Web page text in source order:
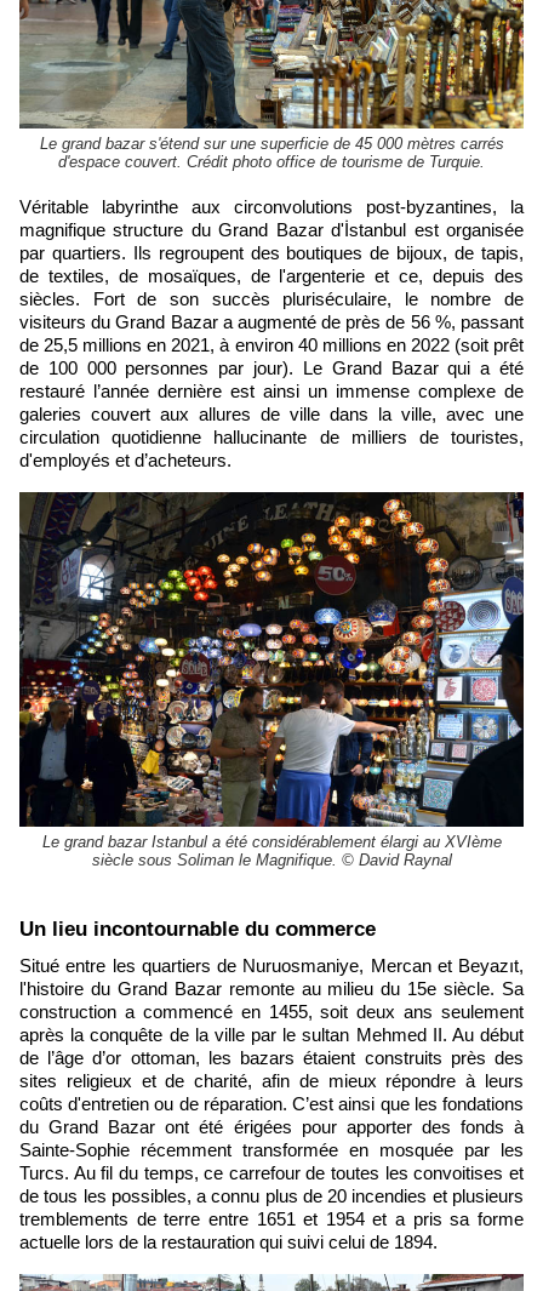
Le grand bazar s'étend sur une superficie de 45 000 mètres carrés
d'espace couvert. Crédit photo office de tourisme de Turquie.
Véritable labyrinthe aux circonvolutions post-byzantines, la
magnifique structure du Grand Bazar d'İstanbul est organisée
par quartiers. Ils regroupent des boutiques de bijoux, de tapis,
de textiles, de mosaïques, de l'argenterie et ce, depuis des
siècles. Fort de son succès pluriséculaire, le nombre de
visiteurs du Grand Bazar a augmenté de près de 56 %, passant
de 25,5 millions en 2021, à environ 40 millions en 2022 (soit prêt
de 100 000 personnes par jour). Le Grand Bazar qui a été
restauré l’année dernière est ainsi un immense complexe de
galeries couvert aux allures de ville dans la ville, avec une
circulation quotidienne hallucinante de milliers de touristes,
d'employés et d’acheteurs.
Le grand bazar Istanbul a été considérablement élargi au XVIème
siècle sous Soliman le Magnifique. © David Raynal
​Un lieu incontournable du commerce
Situé entre les quartiers de Nuruosmaniye, Mercan et Beyazıt,
l'histoire du Grand Bazar remonte au milieu du 15e siècle. Sa
construction a commencé en 1455, soit deux ans seulement
après la conquête de la ville par le sultan Mehmed II. Au début
de l’âge d’or ottoman, les bazars étaient construits près des
sites religieux et de charité, afin de mieux répondre à leurs
coûts d'entretien ou de réparation. C’est ainsi que les fondations
du Grand Bazar ont été érigées pour apporter des fonds à
Sainte-Sophie récemment transformée en mosquée par les
Turcs. Au fil du temps, ce carrefour de toutes les convoitises et
de tous les possibles, a connu plus de 20 incendies et plusieurs
tremblements de terre entre 1651 et 1954 et a pris sa forme
actuelle lors de la restauration qui suivi celui de 1894.